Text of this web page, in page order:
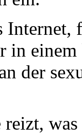
in
der
reizt,